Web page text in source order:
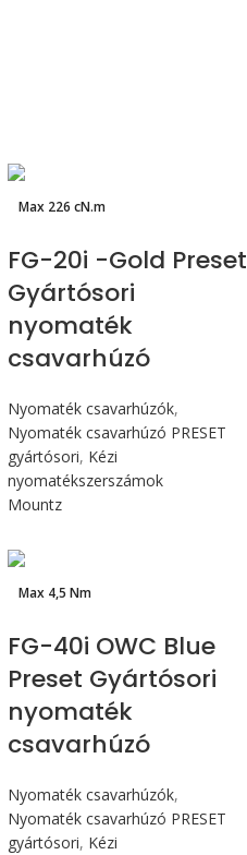
Max 226 cN.m
FG-20i -Gold Preset
Gyártósori
nyomaték
csavarhúzó
Nyomaték csavarhúzók,
Nyomaték csavarhúzó PRESET
gyártósori, Kézi
nyomatékszerszámok
Mountz
Max 4,5 Nm
FG-40i OWC Blue
Preset Gyártósori
nyomaték
csavarhúzó
Nyomaték csavarhúzók,
Nyomaték csavarhúzó PRESET
gyártósori, Kézi